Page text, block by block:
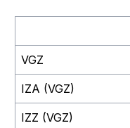
VGZ
IZA (VGZ)
IZZ (VGZ)